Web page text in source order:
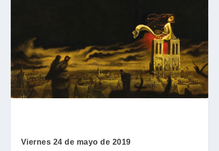
Viernes 24 de mayo de 2019